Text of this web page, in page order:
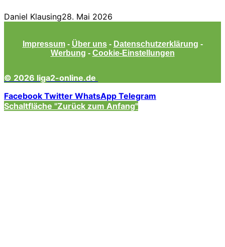
Daniel Klausing28. Mai 2026
Impressum - Über uns - Datenschutzerklärung -
Werbung - Cookie-Einstellungen
© 2026 liga2-online.de
Facebook Twitter WhatsApp Telegram
Schaltfläche "Zurück zum Anfang"